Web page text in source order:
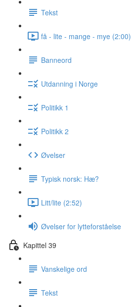
Tekst
få - lite - mange - mye (2:00)
Banneord
Utdanning i Norge
Politikk 1
Politikk 2
Øvelser
Typisk norsk: Hæ?
Litt/lite (2:52)
Øvelser for lytteforståelse
Kapittel 39
Vanskelige ord
Tekst